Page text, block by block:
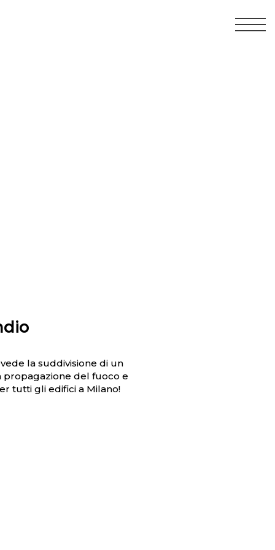
la suddivisione di un
propagazione del fuoco e
tutti gli edifici a Milano!